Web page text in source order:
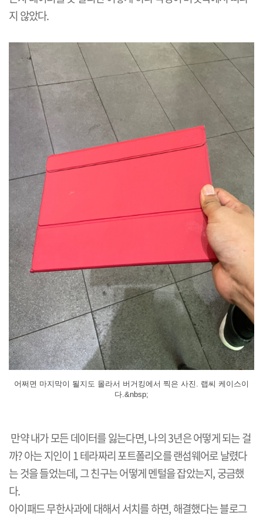
지 않았다.
어쩌면 마지막이 될지도 몰라서 버거킹에서 찍은 사진. 랩씨 케이스이
다.&nbsp;
만약 내가 모든 데이터를 잃는다면, 나의 3년은 어떻게 되는 걸
까? 아는 지인이 1 테라짜리 포트폴리오를 랜섬웨어로 날렸다
는 것을 들었는데, 그 친구는 어떻게 멘털을 잡았는지, 궁금했
다.
아이패드 무한사과에 대해서 서치를 하면, 해결했다는 블로그